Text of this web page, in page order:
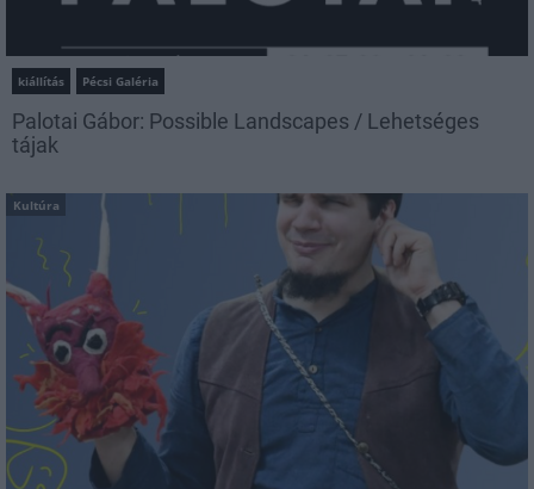
kiállítás Pécsi Galéria
Palotai Gábor: Possible Landscapes / Lehetséges
tájak
Kultúra